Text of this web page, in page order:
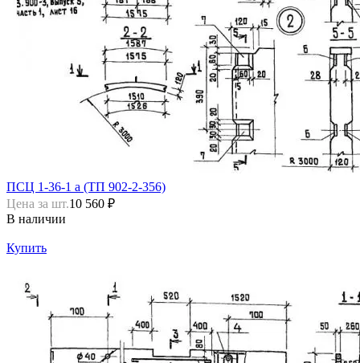
ПСЦ 1-36-1 а (ТП 902-2-356)
Цена за шт.10 560 ₽
В наличии
Купить